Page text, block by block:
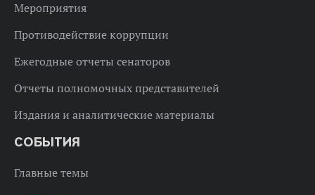
Мероприятия
Противодействие коррупции
Ежегодные отчеты сенаторов
Отчеты полномочных представителей
Издания и аналитические материалы
СОБЫТИЯ
Главные темы